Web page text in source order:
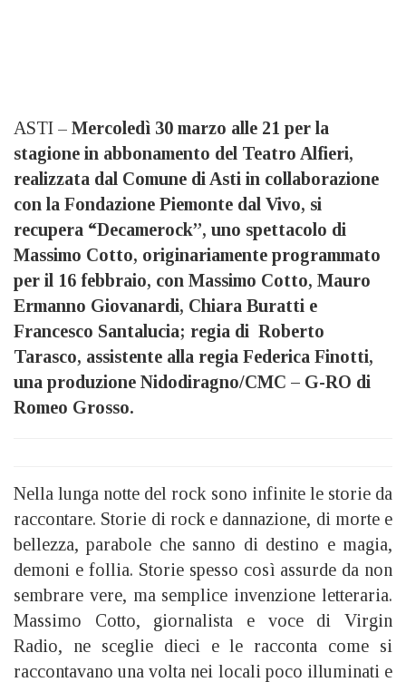
ASTI – Mercoledì 30 marzo alle 21 per la
stagione in abbonamento del Teatro Alfieri,
realizzata dal Comune di Asti in collaborazione
con la Fondazione Piemonte dal Vivo, si
recupera “Decamerock”, uno spettacolo di
Massimo Cotto, originariamente programmato
per il 16 febbraio, con Massimo Cotto, Mauro
Ermanno Giovanardi, Chiara Buratti e
Francesco Santalucia; regia di Roberto
Tarasco, assistente alla regia Federica Finotti,
una produzione Nidodiragno/CMC – G-RO di
Romeo Grosso.
Nella lunga notte del rock sono infinite le storie da
raccontare. Storie di rock e dannazione, di morte e
bellezza, parabole che sanno di destino e magia,
demoni e follia. Storie spesso così assurde da non
sembrare vere, ma semplice invenzione letteraria.
Massimo Cotto, giornalista e voce di Virgin
Radio, ne sceglie dieci e le racconta come si
raccontavano una volta nei locali poco illuminati e